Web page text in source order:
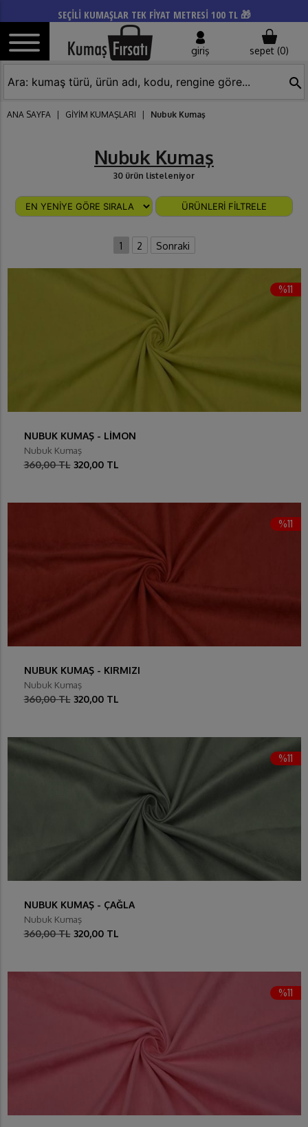
SEÇİLİ KUMAŞLAR TEK FİYAT METRESİ 100 TL 🎁
giriş sepet (0)
search
ANA SAYFA GİYİM KUMAŞLARI Nubuk Kumaş
Nubuk Kumaş
30 ürün listeleniyor
ÜRÜNLERİ FİLTRELE
1 2 Sonraki
%11
NUBUK KUMAŞ - LİMON
Nubuk Kumaş
360,00 TL 320,00 TL
%11
NUBUK KUMAŞ - KIRMIZI
Nubuk Kumaş
360,00 TL 320,00 TL
%11
NUBUK KUMAŞ - ÇAĞLA
Nubuk Kumaş
360,00 TL 320,00 TL
%11